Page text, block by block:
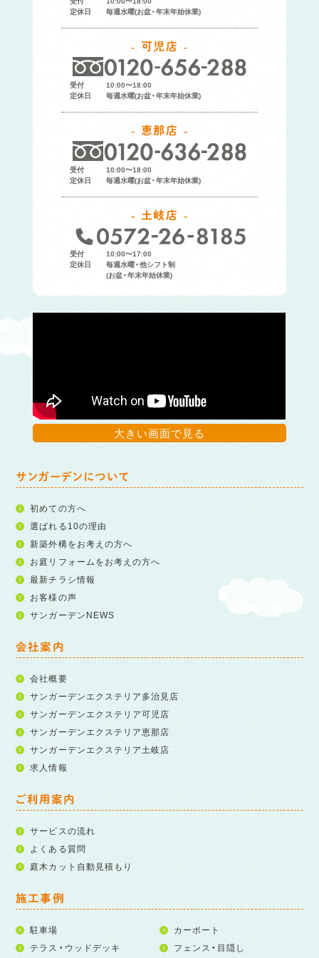
定休日
毎週水曜(お盆・年末年始休業)
可児店
受付
10:00〜18:00
定休日
毎週水曜(お盆・年末年始休業)
恵那店
受付
10:00〜18:00
定休日
毎週水曜(お盆・年末年始休業)
土岐店
受付
10:00〜17:00
定休日
毎週水曜・他シフト制
(お盆・年末年始休業)
大きい画面で見る
サンガーデンについて
初めての方へ
選ばれる10の理由
新築外構をお考えの方へ
お庭リフォームをお考えの方へ
最新チラシ情報
お客様の声
サンガーデンNEWS
会社案内
会社概要
サンガーデンエクステリア多治見店
サンガーデンエクステリア可児店
サンガーデンエクステリア恵那店
サンガーデンエクステリア土岐店
求人情報
ご利用案内
サービスの流れ
よくある質問
庭木カット自動見積もり
施工事例
駐車場
カーポート
テラス・ウッドデッキ
フェンス・目隠し